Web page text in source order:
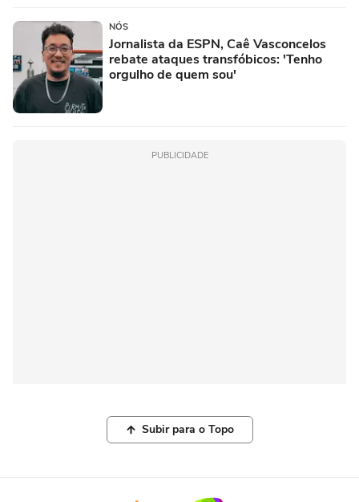
NÓS
Jornalista da ESPN, Caê Vasconcelos
rebate ataques transfóbicos: 'Tenho
orgulho de quem sou'
PUBLICIDADE
Subir para o Topo